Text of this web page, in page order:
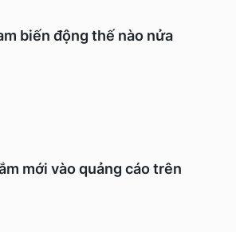
biến động thế nào nửa
mới vào quảng cáo trên